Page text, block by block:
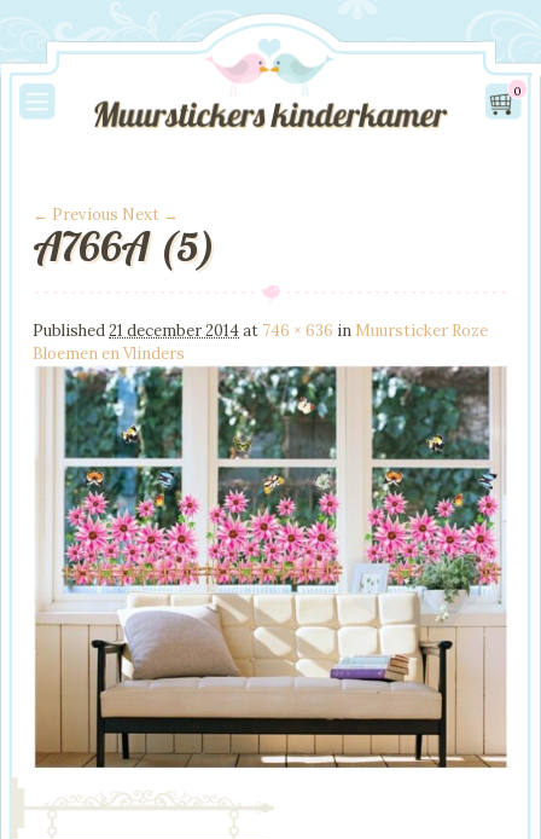
0
Image navigation
← Previous Next →
A766A (5)
Published21 december 2014at 746 × 636 in Muursticker Roze
Bloemen en Vlinders